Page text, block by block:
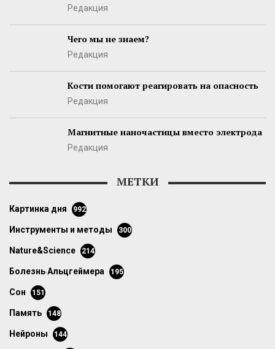
Редакция
Чего мы не знаем?
Редакция
Кости помогают реагировать на опасность
Редакция
Магнитные наночастицы вместо электрода
Редакция
МЕТКИ
картинка дня 992
инструменты и методы 300
Nature&Science 214
болезнь Альцгеймера 195
сон 151
память 148
нейроны 144